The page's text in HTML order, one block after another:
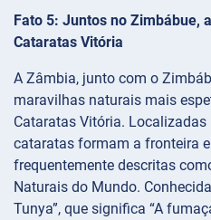
Fato 5: Juntos no Zimbábue,
Cataratas Vitória
A Zâmbia, junto com o
maravilhas naturais mais
Cataratas Vitória. Localizadas
cataratas formam a fronteira
frequentemente descritas
Naturais do Mundo.
Tunya”, que significa “A